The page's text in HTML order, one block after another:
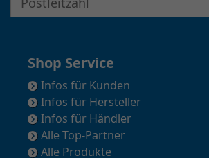
Shop Service
Infos für Kunden
Infos für Hersteller
Infos für Händler
Alle Top-Partner
Alle Produkte